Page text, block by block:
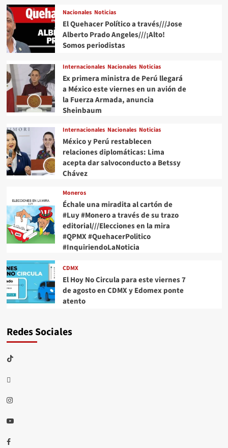
Nacionales Noticias
El Quehacer Político a través///Jose
Alberto Prado Angeles///¡Alto!
Somos periodistas
Internacionales Nacionales Noticias
Ex primera ministra de Perú llegará
a México este viernes en un avión de
la Fuerza Armada, anuncia
Sheinbaum
Internacionales Nacionales Noticias
México y Perú restablecen
relaciones diplomáticas: Lima
acepta dar salvoconducto a Betssy
Chávez
Moneros
Échale una miradita al cartón de
#Luy #Monero a través de su trazo
editorial///Elecciones en la mira
#QPMX #QuehacerPolitico
#InquiriendoLaNoticia
CDMX
El Hoy No Circula para este viernes 7
de agosto en CDMX y Edomex ponte
atento
Redes Sociales
TikTok
threads
Instagram
Youtube
Facebook